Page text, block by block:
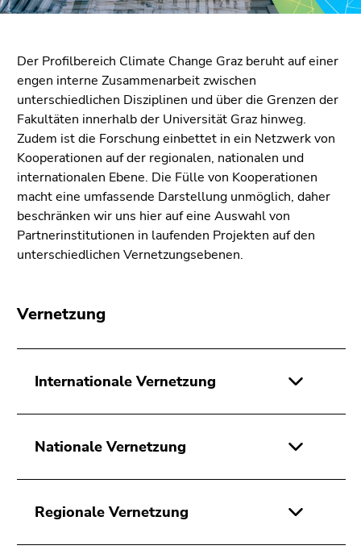
Zum
Inhalt
(Zugriffstaste
1)
Zur
Positionsanzeige
(Zugriffstaste
2)
Zur
Hauptnavigation
Zur
Unternavigation
(Zugriffstaste
Zu
(Zugriffstaste
Zu
den
Seiteneinstellungen
(Benutzer/Sprache)
Der Profilbereich Climate Change Graz beruht auf einer
engen interne Zusammenarbeit zwischen
unterschiedlichen Disziplinen und über die Grenzen der
Fakultäten innerhalb der Universität Graz hinweg.
Zudem ist die Forschung einbettet in ein Netzwerk von
Kooperationen auf der regionalen, nationalen und
internationalen Ebene. Die Fülle von Kooperationen
macht eine umfassende Darstellung unmöglich, daher
beschränken wir uns hier auf eine Auswahl von
Partnerinstitutionen in laufenden Projekten auf den
unterschiedlichen Vernetzungsebenen.
Vernetzung
Internationale Vernetzung
Nationale Vernetzung
Regionale Vernetzung